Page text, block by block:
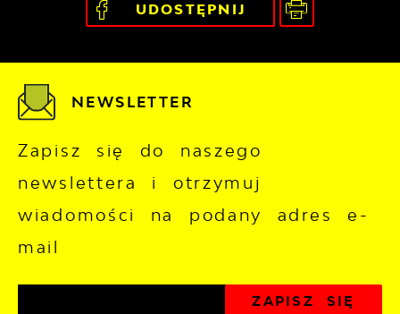
UDOSTĘPNIJ
NEWSLETTER
Zapisz się do naszego
newslettera i otrzymuj
wiadomości na podany adres e-
mail